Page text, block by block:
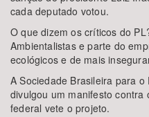
cada deputado votou.
O que dizem os críticos do
Ambientalistas e parte do
ecológicos e de mais
A Sociedade Brasileira para
divulgou um manifesto
federal vete o projeto.